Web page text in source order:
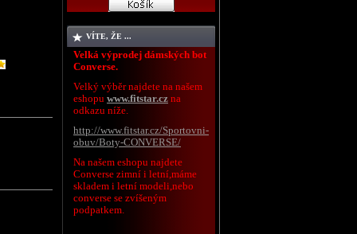
VÍTE, ŽE ...
Velká výprodej dámských bot
Converse.
Velký výběr najdete na našem
eshopu www.fitstar.cz na
odkazu níže.
http://www.fitstar.cz/Sportovni-
obuv/Boty-CONVERSE/
Na našem eshopu najdete
Converse zimní i letní,máme
skladem i letní modeli,nebo
converse se zvíšeným
podpatkem.